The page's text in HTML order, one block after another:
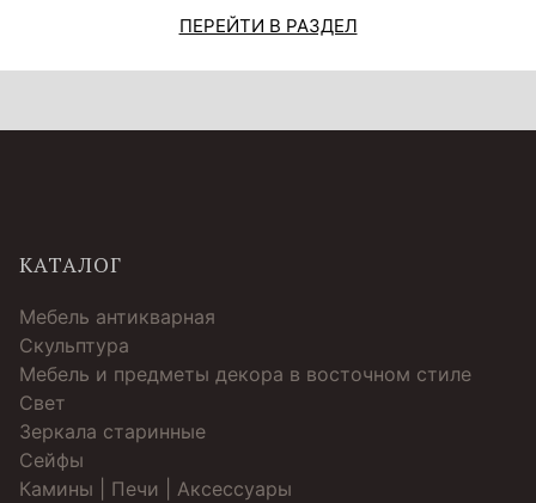
ПЕРЕЙТИ В РАЗДЕЛ
КАТАЛОГ
Мебель антикварная
Скульптура
Мебель и предметы декора в восточном стиле
Свет
Зеркала старинные
Cейфы
Камины | Печи | Аксессуары